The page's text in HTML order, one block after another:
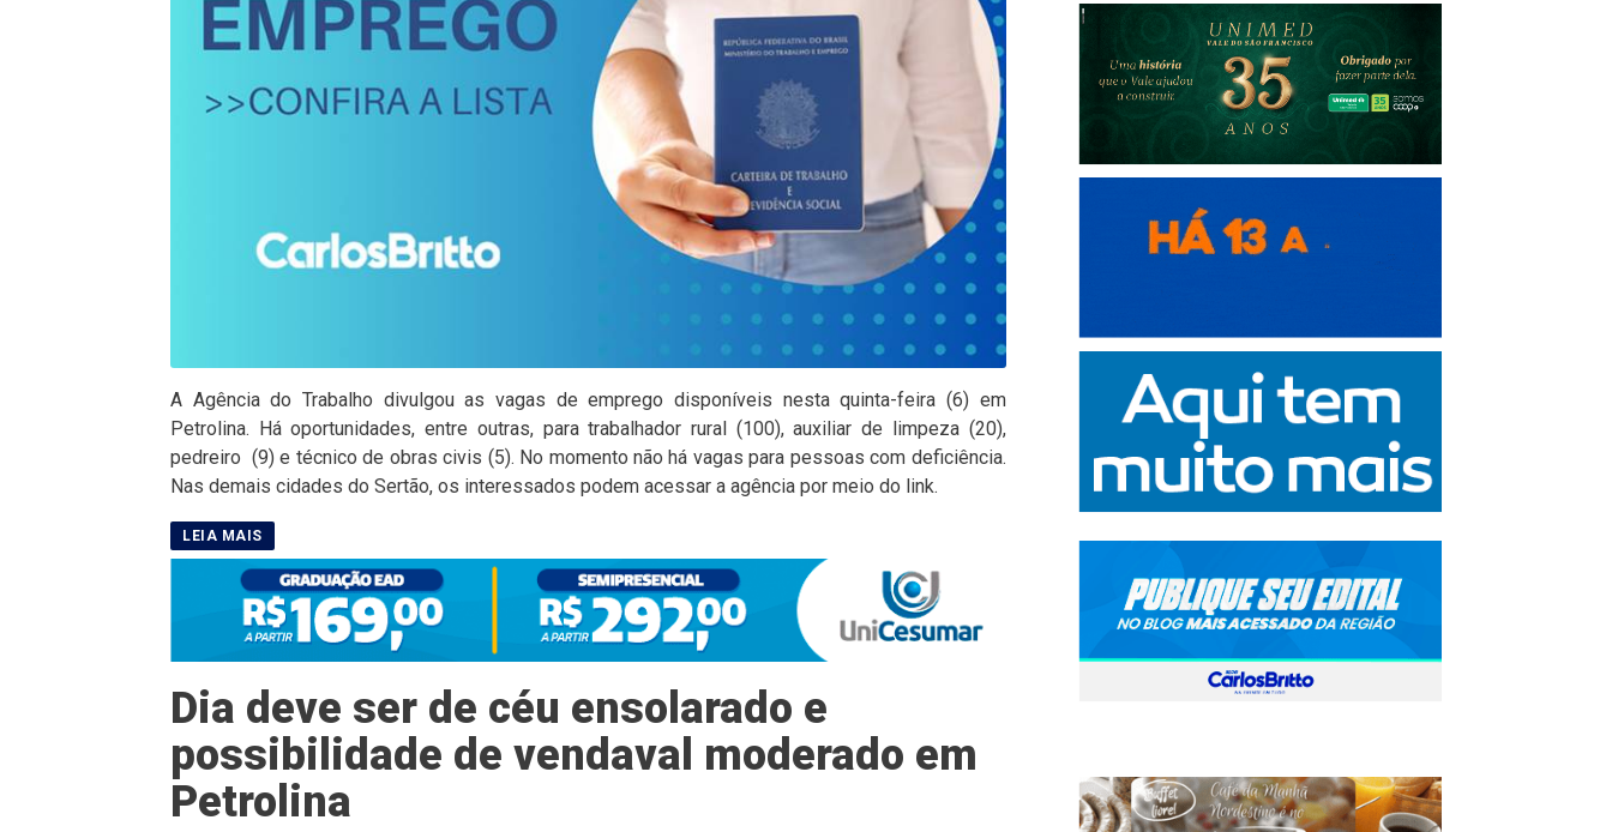
A Agência do Trabalho divulgou as vagas de emprego disponíveis nesta quinta-feira (6) em
Petrolina. Há oportunidades, entre outras, para trabalhador rural (100), auxiliar de limpeza (20),
pedreiro (9) e técnico de obras civis (5). No momento não há vagas para pessoas com deficiência.
Nas demais cidades do Sertão, os interessados podem acessar a agência por meio do link.
Dia deve ser de céu ensolarado e
possibilidade de vendaval moderado em
Petrolina